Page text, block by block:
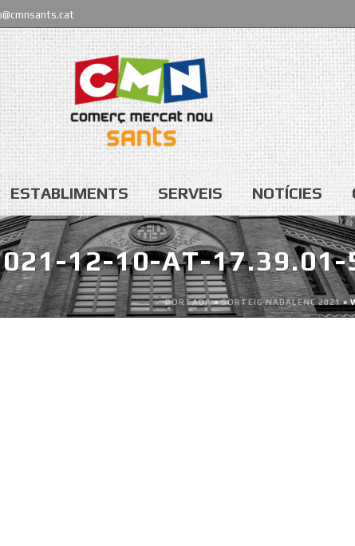
ESTABLIMENTS SERVEIS NOTÍCIES
12-10-AT-17.39.01-
PORTADA»SORTEIG NADALENC 2021»